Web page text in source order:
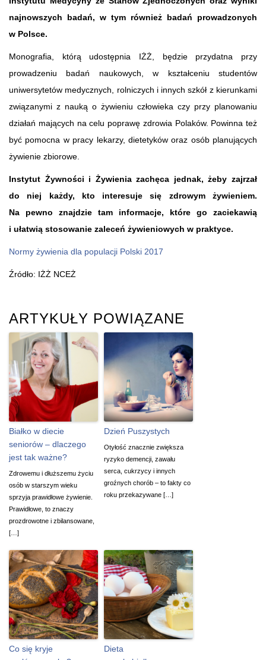
najnowszych badań, w tym również badań prowadzonych
w Polsce.
Monografia, którą udostępnia IŻŻ, będzie przydatna przy
prowadzeniu badań naukowych, w kształceniu studentów
uniwersytetów medycznych, rolniczych i innych szkół z kierunkami
związanymi z nauką o żywieniu człowieka czy przy planowaniu
działań mających na celu poprawę zdrowia Polaków. Powinna też
być pomocna w pracy lekarzy, dietetyków oraz osób planujących
żywienie zbiorowe.
Instytut Żywności i Żywienia zachęca jednak, żeby zajrzał
do niej każdy, kto interesuje się zdrowym żywieniem.
Na pewno znajdzie tam informacje, które go zaciekawią
i ułatwią stosowanie zaleceń żywieniowych w praktyce.
Normy żywienia dla populacji Polski 2017
Źródło: IŻŻ NCEŻ
ARTYKUŁY POWIĄZANE
Białko w diecie
seniorów – dlaczego
jest tak ważne?
Zdrowemu i dłuższemu życiu
osób w starszym wieku
sprzyja prawidłowe żywienie.
Prawidłowe, to znaczy
prozdrowotne i zbilansowane,
[…]
Dzień Puszystych
Otyłość znacznie zwiększa
ryzyko demencji, zawału
serca, cukrzycy i innych
groźnych chorób – to fakty co
roku przekazywane […]
Co się kryje
Dieta